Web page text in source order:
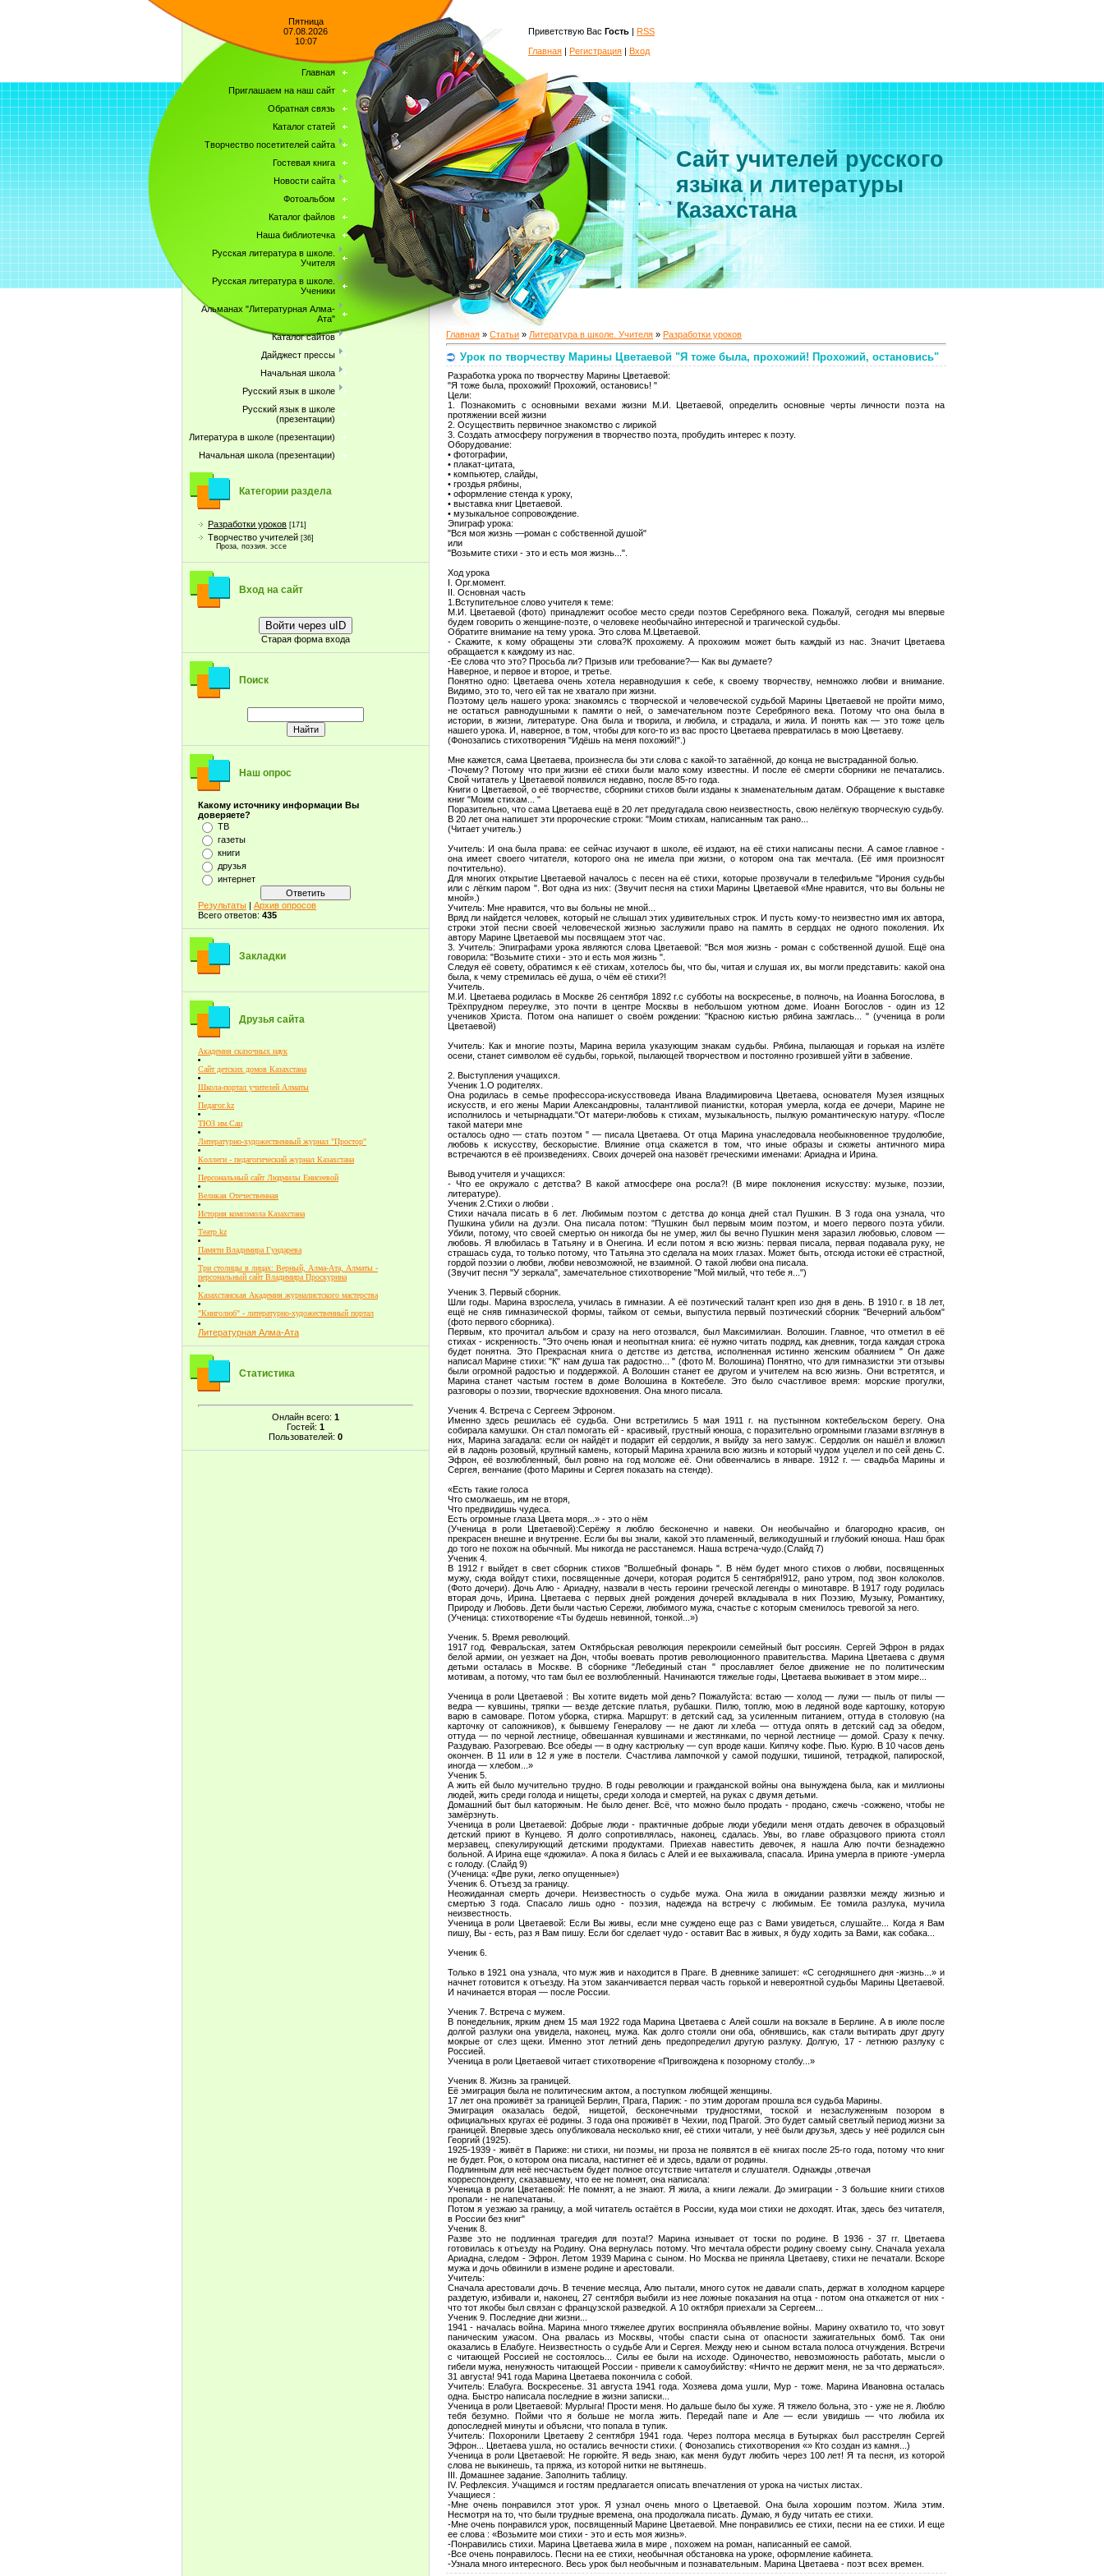
Пятница
07.08.2026
10:07
Главная
Приглашаем на наш сайт
Обратная связь
Каталог статей
Творчество посетителей сайта
Гостевая книга
Новости сайта
Фотоальбом
Каталог файлов
Наша библиотечка
Русская литература в школе.
Учителя
Русская литература в школе.
Ученики
Альманах "Литературная Алма-
Ата"
Каталог сайтов
Дайджест прессы
Начальная школа
Русский язык в школе
Русский язык в школе
(презентации)
Литература в школе (презентации)
Начальная школа (презентации)
Категории раздела
Разработки уроков [171]
Творчество учителей [36]
Проза, поэзия. эссе
Вход на сайт
Войти через uID
Старая форма входа
Поиск
Наш опрос
Какому источнику информации Вы
доверяете?
ТВ
газеты
книги
друзья
интернет
Результаты | Архив опросов
Всего ответов: 435
Закладки
Друзья сайта
Академия сказочных наук
Сайт детских домов Казахстана
Школа-портал учителей Алматы
Педагог.kz
ТЮЗ им.Сац
Литературно-художественный журнал "Простор"
Коллеги - педагогический журнал Казахстана
Персональный сайт Людмилы Енисеевой
Великая Отечественная
История комсомола Казахстана
Театр.kz
Памяти Владимира Гундарева
Три столицы в лицах: Верный, Алма-Ата, Алматы -
персональный сайт Владимира Проскурина
Казахстанская Академия журналистского мастерства
"Книголюб" - литературно-художественный портал
Литературная Алма-Ата
Статистика
Онлайн всего: 1
Гостей: 1
Пользователей: 0
Приветствую Вас Гость | RSS
Главная | Регистрация | Вход
Сайт учителей русского
языка и литературы
Казахстана
Главная » Статьи » Литература в школе. Учителя » Разработки уроков
Урок по творчеству Марины Цветаевой "Я тоже была, прохожий! Прохожий, остановись"
Разработка урока по творчеству Марины Цветаевой:
"Я тоже была, прохожий! Прохожий, остановись! "
Цели:
1. Познакомить с основными вехами жизни М.И. Цветаевой, определить основные черты личности поэта на
протяжении всей жизни
2. Осуществить первичное знакомство с лирикой
3. Создать атмосферу погружения в творчество поэта, пробудить интерес к поэту.
Оборудование:
• фотографии,
• плакат-цитата,
• компьютер, слайды,
• гроздья рябины,
• оформление стенда к уроку,
• выставка книг Цветаевой.
• музыкальное сопровождение.
Эпиграф урока:
"Вся моя жизнь —роман с собственной душой"
или
"Возьмите стихи - это и есть моя жизнь...".
Ход урока
I. Орг.момент.
II. Основная часть
1.Вступительное слово учителя к теме:
М.И. Цветаевой (фото) принадлежит особое место среди поэтов Серебряного века. Пожалуй, сегодня мы впервые
будем говорить о женщине-поэте, о человеке необычайно интересной и трагической судьбы.
Обратите внимание на тему урока. Это слова М.Цветаевой.
- Скажите, к кому обращены эти слова?К прохожему. А прохожим может быть каждый из нас. Значит Цветаева
обращается к каждому из нас.
-Ее слова что это? Просьба ли? Призыв или требование?— Как вы думаете?
Наверное, и первое и второе, и третье.
Понятно одно: Цветаева очень хотела неравнодушия к себе, к своему творчеству, немножко любви и внимание.
Видимо, это то, чего ей так не хватало при жизни.
Поэтому цель нашего урока: знакомясь с творческой и человеческой судьбой Марины Цветаевой не пройти мимо,
не остаться равнодушными к памяти о ней, о замечательном поэте Серебряного века. Потому что она была в
истории, в жизни, литературе. Она была и творила, и любила, и страдала, и жила. И понять как — это тоже цель
нашего урока. И, наверное, в том, чтобы для кого-то из вас просто Цветаева превратилась в мою Цветаеву.
(Фонозапись стихотворения "Идёшь на меня похожий!".)
Мне кажется, сама Цветаева, произнесла бы эти слова с какой-то затаённой, до конца не выстраданной болью.
-Почему? Потому что при жизни её стихи были мало кому известны. И после её смерти сборники не печатались.
Свой читатель у Цветаевой появился недавно, после 85-го года.
Книги о Цветаевой, о её творчестве, сборники стихов были изданы к знаменательным датам. Обращение к выставке
книг "Моим стихам... "
Поразительно, что сама Цветаева ещё в 20 лет предугадала свою неизвестность, свою нелёгкую творческую судьбу.
В 20 лет она напишет эти пророческие строки: "Моим стихам, написанным так рано...
(Читает учитель.)
Учитель: И она была права: ее сейчас изучают в школе, её издают, на её стихи написаны песни. А самое главное -
она имеет своего читателя, которого она не имела при жизни, о котором она так мечтала. (Её имя произносят
почтительно).
Для многих открытие Цветаевой началось с песен на её стихи, которые прозвучали в телефильме "Ирония судьбы
или с лёгким паром ". Вот одна из них: (Звучит песня на стихи Марины Цветаевой «Мне нравится, что вы больны не
мной».)
Учитель: Мне нравится, что вы больны не мной...
Вряд ли найдется человек, который не слышал этих удивительных строк. И пусть кому-то неизвестно имя их автора,
строки этой песни своей человеческой жизнью заслужили право на память в сердцах не одного поколения. Их
автору Марине Цветаевой мы посвящаем этот час.
3. Учитель: Эпиграфами урока являются слова Цветаевой: "Вся моя жизнь - роман с собственной душой. Ещё она
говорила: "Возьмите стихи - это и есть моя жизнь ".
Следуя её совету, обратимся к её стихам, хотелось бы, что бы, читая и слушая их, вы могли представить: какой она
была, к чему стремилась её душа, о чём её стихи?!
Учитель.
М.И. Цветаева родилась в Москве 26 сентября 1892 г.с субботы на воскресенье, в полночь, на Иоанна Богослова, в
Трёхпрудном переулке, это почти в центре Москвы в небольшом уютном доме. Иоанн Богослов - один из 12
учеников Христа. Потом она напишет о своём рождении: "Красною кистью рябина зажглась... " (ученица в роли
Цветаевой)
Учитель: Как и многие поэты, Марина верила указующим знакам судьбы. Рябина, пылающая и горькая на излёте
осени, станет символом её судьбы, горькой, пылающей творчеством и постоянно грозившей уйти в забвение.
2. Выступления учащихся.
Ученик 1.О родителях.
Она родилась в семье профессора-искусствоведа Ивана Владимировича Цветаева, основателя Музея изящных
искусств, и его жены Марии Александровны, талантливой пианистки, которая умерла, когда ее дочери, Марине не
исполнилось и четырнадцати."От матери-любовь к стихам, музыкальность, пылкую романтическую натуру. «После
такой матери мне
осталось одно — стать поэтом " — писала Цветаева. От отца Марина унаследовала необыкновенное трудолюбие,
любовь к искусству, бескорыстие. Влияние отца скажется в том, что иные образы и сюжеты античного мира
встречаются в её произведениях. Своих дочерей она назовёт греческими именами: Ариадна и Ирина.
Вывод учителя и учащихся:
- Что ее окружало с детства? В какой атмосфере она росла?! (В мире поклонения искусству: музыке, поэзии,
литературе).
Ученик 2.Стихи о любви .
Стихи начала писать в 6 лет. Любимым поэтом с детства до конца дней стал Пушкин. В 3 года она узнала, что
Пушкина убили на дуэли. Она писала потом: "Пушкин был первым моим поэтом, и моего первого поэта убили.
Убили, потому, что своей смертью он никогда бы не умер, жил бы вечно Пушкин меня заразил любовью, словом —
любовь. Я влюбилась в Татьяну и в Онегина. И если потом я всю жизнь: первая писала, первая подавала руку, не
страшась суда, то только потому, что Татьяна это сделала на моих глазах. Может быть, отсюда истоки её страстной,
гордой поэзии о любви, любви невозможной, не взаимной. О такой любви она писала.
(Звучит песня "У зеркала", замечательное стихотворение "Мой милый, что тебе я...")
Ученик 3. Первый сборник.
Шли годы. Марина взрослела, училась в гимназии. А её поэтический талант креп изо дня в день. В 1910 г. в 18 лет,
ещё не сняв гимназической формы, тайком от семьи, выпустила первый поэтический сборник "Вечерний альбом"
(фото первого сборника).
Первым, кто прочитал альбом и сразу на него отозвался, был Максимилиан. Волошин. Главное, что отметил в её
стихах - искренность. "Это очень юная и неопытная книга: её нужно читать подряд, как дневник, тогда каждая строка
будет понятна. Это Прекрасная книга о детстве из детства, исполненная истинно женским обаянием " Он даже
написал Марине стихи: "К" нам душа так радостно... " (фото М. Волошина) Понятно, что для гимназистки эти отзывы
были огромной радостью и поддержкой. А Волошин станет ее другом и учителем на всю жизнь. Они встретятся, и
Марина станет частым гостем в доме Волошина в Коктебеле. Это было счастливое время: морские прогулки,
разговоры о поэзии, творческие вдохновения. Она много писала.
Ученик 4. Встреча с Сергеем Эфроном.
Именно здесь решилась её судьба. Они встретились 5 мая 1911 г. на пустынном коктебельском берегу. Она
собирала камушки. Он стал помогать ей - красивый, грустный юноша, с поразительно огромными глазами взглянув в
них, Марина загадала: если он найдёт и подарит ей сердолик, я выйду за него замуж:. Сердолик он нашёл и вложил
ей в ладонь розовый, крупный камень, который Марина хранила всю жизнь и который чудом уцелел и по сей день С.
Эфрон, её возлюбленный, был ровно на год моложе её. Они обвенчались в январе. 1912 г. — свадьба Марины и
Сергея, венчание (фото Марины и Сергея показать на стенде).
«Есть такие голоса
Что смолкаешь, им не вторя,
Что предвидишь чудеса.
Есть огромные глаза Цвета моря...» - это о нём
(Ученица в роли Цветаевой):Серёжу я люблю бесконечно и навеки. Он необычайно и благородно красив, он
прекрасен внешне и внутренне. Если бы вы знали, какой это пламенный, великодушный и глубокий юноша. Наш брак
до того не похож на обычный. Мы никогда не расстанемся. Наша встреча-чудо.(Слайд 7)
Ученик 4.
В 1912 г выйдет в свет сборник стихов "Волшебный фонарь ". В нём будет много стихов о любви, посвященных
мужу, сюда войдут стихи, посвященные дочери, которая родится 5 сентября!912, рано утром, под звон колоколов.
(Фото дочери). Дочь Алю - Ариадну, назвали в честь героини греческой легенды о минотавре. В 1917 году родилась
вторая дочь, Ирина. Цветаева с первых дней рождения дочерей вкладывала в них Поэзию, Музыку, Романтику,
Природу и Любовь. Дети были частью Сережи, любимого мужа, счастье с которым сменилось тревогой за него.
(Ученица: стихотворение «Ты будешь невинной, тонкой...»)
Ученик. 5. Время революций.
1917 год. Февральская, затем Октябрьская революция перекроили семейный быт россиян. Сергей Эфрон в рядах
белой армии, он уезжает на Дон, чтобы воевать против революционного правительства. Марина Цветаева с двумя
детьми осталась в Москве. В сборнике "Лебединый стан " прославляет белое движение не по политическим
мотивам, а потому, что там был ее возлюбленный. Начинаются тяжелые годы, Цветаева выживает в этом мире...
Ученица в роли Цветаевой : Вы хотите видеть мой день? Пожалуйста: встаю — холод — лужи — пыль от пилы —
ведра — кувшины, тряпки — везде детские платья, рубашки. Пилю, топлю, мою в ледяной воде картошку, которую
варю в самоваре. Потом уборка, стирка. Маршрут: в детский сад, за усиленным питанием, оттуда в столовую (на
карточку от сапожников), к бывшему Генералову — не дают ли хлеба — оттуда опять в детский сад за обедом,
оттуда — по черной лестнице, обвешанная кувшинами и жестянками, по черной лестнице — домой. Сразу к печку.
Раздуваю. Разогреваю. Все обеды — в одну кастрюльку — суп вроде каши. Кипячу кофе. Пью. Курю. В 10 часов день
окончен. В 11 или в 12 я уже в постели. Счастлива лампочкой у самой подушки, тишиной, тетрадкой, папироской,
иногда — хлебом...»
Ученик 5.
А жить ей было мучительно трудно. В годы революции и гражданской войны она вынуждена была, как и миллионы
людей, жить среди голода и нищеты, среди холода и смертей, на руках с двумя детьми.
Домашний быт был каторжным. Не было денег. Всё, что можно было продать - продано, сжечь -сожжено, чтобы не
замёрзнуть.
Ученица в роли Цветаевой: Добрые люди - практичные добрые люди убедили меня отдать девочек в образцовый
детский приют в Кунцево. Я долго сопротивлялась, наконец, сдалась. Увы, во главе образцового приюта стоял
мерзавец, спекулирующий детскими продуктами. Приехав навестить девочек, я нашла Алю почти безнадежно
больной. А Ирина еще «дюжила». А пока я билась с Алей и ее выхаживала, спасала. Ирина умерла в приюте -умерла
с голоду. (Слайд 9)
(Ученица: «Две руки, легко опущенные»)
Ученик 6. Отъезд за границу.
Неожиданная смерть дочери. Неизвестность о судьбе мужа. Она жила в ожидании развязки между жизнью и
смертью 3 года. Спасало лишь одно - поэзия, надежда на встречу с любимым. Ее томила разлука, мучила
неизвестность.
Ученица в роли Цветаевой: Если Вы живы, если мне суждено еще раз с Вами увидеться, слушайте... Когда я Вам
пишу, Вы - есть, раз я Вам пишу. Если бог сделает чудо - оставит Вас в живых, я буду ходить за Вами, как собака...
Ученик 6.
Только в 1921 она узнала, что муж жив и находится в Праге. В дневнике запишет: «С сегодняшнего дня -жизнь...» и
начнет готовится к отъезду. На этом заканчивается первая часть горькой и невероятной судьбы Марины Цветаевой.
И начинается вторая — после России.
Ученик 7. Встреча с мужем.
В понедельник, ярким днем 15 мая 1922 года Марина Цветаева с Алей сошли на вокзале в Берлине. А в июле после
долгой разлуки она увидела, наконец, мужа. Как долго стояли они оба, обнявшись, как стали вытирать друг другу
мокрые от слез щеки. Именно этот летний день предопределил другую разлуку. Долгую, 17 - летнюю разлуку с
Россией.
Ученица в роли Цветаевой читает стихотворение «Пригвождена к позорному столбу...»
Ученик 8. Жизнь за границей.
Её эмиграция была не политическим актом, а поступком любящей женщины.
17 лет она проживёт за границей Берлин, Прага, Париж: - по этим дорогам прошла вся судьба Марины.
Эмиграция оказалась бедой, нищетой, бесконечными трудностями, тоской и незаслуженным позором в
официальных кругах её родины. 3 года она проживёт в Чехии, под Прагой. Это будет самый светлый период жизни за
границей. Впервые здесь опубликовала несколько книг, её стихи читали, у неё были друзья, здесь у неё родился сын
Георгий (1925).
1925-1939 - живёт в Париже: ни стихи, ни поэмы, ни проза не появятся в её книгах после 25-го года, потому что книг
не будет. Рок, о котором она писала, настигнет её и здесь, вдали от родины.
Подлинным для неё несчастьем будет полное отсутствие читателя и слушателя. Однажды ,отвечая
корреспонденту, сказавшему, что ее не помнят, она написала:
Ученица в роли Цветаевой: Не помнят, а не знают. Я жила, а книги лежали. До эмиграции - 3 большие книги стихов
пропали - не напечатаны.
Потом я уезжаю за границу, а мой читатель остаётся в России, куда мои стихи не доходят. Итак, здесь без читателя,
в России без книг"
Ученик 8.
Разве это не подлинная трагедия для поэта!? Марина изнывает от тоски по родине. В 1936 - 37 гг. Цветаева
готовилась к отъезду на Родину. Она вернулась потому. Что мечтала обрести родину своему сыну. Сначала уехала
Ариадна, следом - Эфрон. Летом 1939 Марина с сыном. Но Москва не приняла Цветаеву, стихи не печатали. Вскоре
мужа и дочь обвинили в измене родине и арестовали.
Учитель:
Сначала арестовали дочь. В течение месяца, Алю пытали, много суток не давали спать, держат в холодном карцере
раздетую, избивали и, наконец, 27 сентября выбили из нее ложные показания на отца - потом она откажется от них -
что тот якобы был связан с французской разведкой. А 10 октября приехали за Сергеем...
Ученик 9. Последние дни жизни...
1941 - началась война. Марина много тяжелее других восприняла объявление войны. Марину охватило то, что зовут
паническим ужасом. Она рвалась из Москвы, чтобы спасти сына от опасности зажигательных бомб. Так они
оказались в Елабуге. Неизвестность о судьбе Али и Сергея. Между нею и сыном встала полоса отчуждения. Встречи
с читающей Россией не состоялось... Силы ее были на исходе. Одиночество, невозможность работать, мысли о
гибели мужа, ненужность читающей России - привели к самоубийству: «Ничто не держит меня, не за что держаться».
31 августа! 941 года Марина Цветаева покончила с собой.
Учитель: Елабуга. Воскресенье. 31 августа 1941 года. Хозяева дома ушли, Мур - тоже. Марина Ивановна осталась
одна. Быстро написала последние в жизни записки...
Ученица в роли Цветаевой: Мурлыга! Прости меня. Но дальше было бы хуже. Я тяжело больна, это - уже не я. Люблю
тебя безумно. Пойми что я больше не могла жить. Передай папе и Але — если увидишь — что любила их
допоследней минуты и объясни, что попала в тупик.
Учитель: Похоронили Цветаеву 2 сентября 1941 года. Через полтора месяца в Бутырках был расстрелян Сергей
Эфрон... Цветаева ушла, но остались вечности стихи. ( Фонозапись стихотворения «» Кто создан из камня...)
Ученица в роли Цветаевой: Не горюйте. Я ведь знаю, как меня будут любить через 100 лет! Я та песня, из которой
слова не выкинешь, та пряжа, из которой нитки не вытянешь.
III. Домашнее задание. Заполнить таблицу.
IV. Рефлексия. Учащимся и гостям предлагается описать впечатления от урока на чистых листах.
Учащиеся :
-Мне очень понравился этот урок. Я узнал очень много о Цветаевой. Она была хорошим поэтом. Жила этим.
Несмотря на то, что были трудные времена, она продолжала писать. Думаю, я буду читать ее стихи.
-Мне очень понравился урок, посвященный Марине Цветаевой. Мне понравились ее стихи, песни на ее стихи. И еще
ее слова : «Возьмите мои стихи - это и есть моя жизнь».
-Понравились стихи. Марина Цветаева жила в мире , похожем на роман, написанный ее самой.
-Все очень понравилось. Песни на ее стихи, необычная обстановка на уроке, оформление кабинета.
-Узнала много интересного. Весь урок был необычным и познавательным. Марина Цветаева - поэт всех времен.